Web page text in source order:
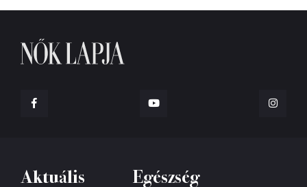
Aktuális Egészség